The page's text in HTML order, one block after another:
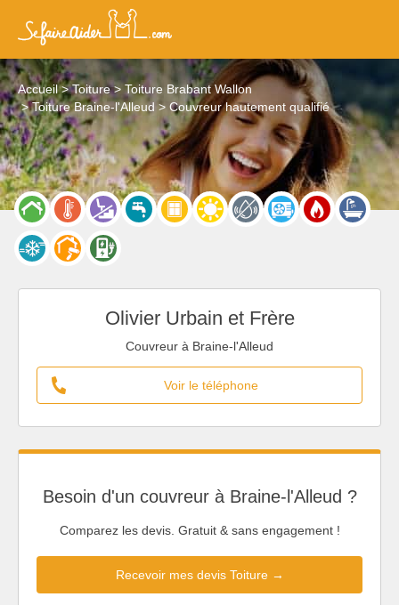
Accueil Toiture
Toiture Brabant Wallon
Toiture Braine-l'Alleud
Couvreur hautement qualifié
Olivier Urbain et Frère
Couvreur à Braine-l'Alleud
Voir le téléphone
Besoin d'un couvreur à Braine-l'Alleud ?
Comparez les devis. Gratuit & sans engagement !
Recevoir mes devis Toiture →